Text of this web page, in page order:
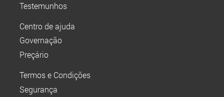
Testemunhos
Centro de ajuda
Governação
Preçário
Termos e Condições
Segurança